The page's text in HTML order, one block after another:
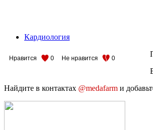
Кардиология
Нравится 0 Не нравится 0
Найдите в контактах @medafarm и